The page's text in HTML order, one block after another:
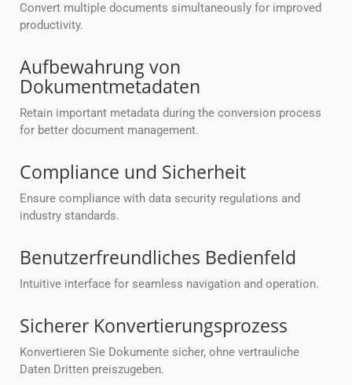
Convert multiple documents simultaneously for improved
productivity.
Aufbewahrung von
Dokumentmetadaten
Retain important metadata during the conversion process
for better document management.
Compliance und Sicherheit
Ensure compliance with data security regulations and
industry standards.
Benutzerfreundliches Bedienfeld
Intuitive interface for seamless navigation and operation.
Sicherer Konvertierungsprozess
Konvertieren Sie Dokumente sicher, ohne vertrauliche
Daten Dritten preiszugeben.